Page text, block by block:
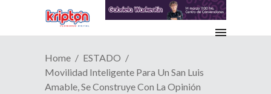
Home
ESTADO
Movilidad Inteligente Para Un San Luis
Amable, Se Construye Con La Opinión